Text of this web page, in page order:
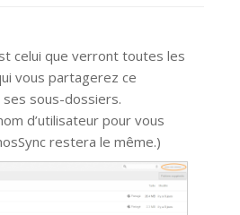
celui que verront toutes les
vous partagerez ce
ses sous-dossiers.
d’utilisateur pour vous
restera le même.)